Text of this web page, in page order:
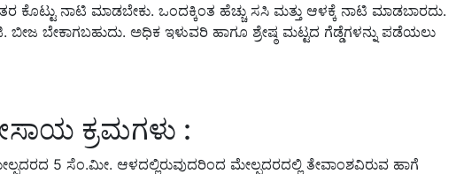
ಕೊಟ್ಟು ನಾಟಿ ಮಾಡಬೇಕು. ಒಂದಕ್ಕಿಂತ ಹೆಚ್ಚು ಸಸಿ ಮತ್ತು ಆಳಕ್ಕೆ ನಾಟಿ ಮಾಡಬಾರದು.
ಬೇಕಾಗಬಹುದು. ಅಧಿಕ ಇಳುವರಿ ಹಾಗೂ ಶ್ರೇಷ್ಠ ಮಟ್ಟದ ಗೆಡ್ಡೆಗಳನ್ನು ಪಡೆಯಲು
ಕ್ರಮಗಳು :
5 ಸೆಂ.ಮೀ. ಆಳದಲ್ಲಿರುವುದರಿಂದ ಮೇಲ್ಪದರದಲ್ಲಿ ತೇವಾಂಶವಿರುವ ಹಾಗೆ